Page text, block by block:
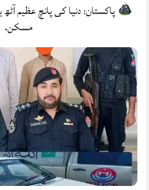
پاکستان: دنیا کی پانچ عظیم آٹھ
مسکن.